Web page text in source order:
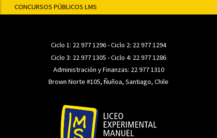
CONCURSOS PÚBLICOS LMS
Ciclo 1: 22 977 1296- Ciclo 2: 22 977 1294
Ciclo 3: 22 977 1305 - Ciclo 4: 22 977 1286
Administración y Finanzas: 22 977 1310
Brown Norte #105, Ñuñoa, Santiago, Chile